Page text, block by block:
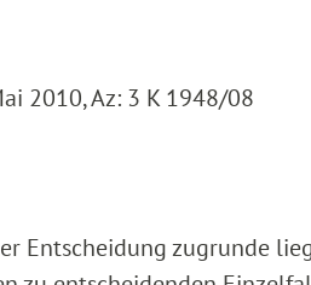
2010, Az: 3 K 1948/08
Entscheidung zugrunde